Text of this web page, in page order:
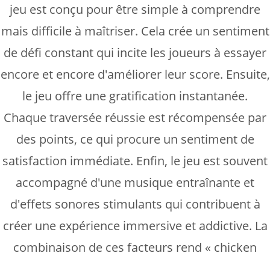
jeu est conçu pour être simple à comprendre
mais difficile à maîtriser. Cela crée un sentiment
de défi constant qui incite les joueurs à essayer
encore et encore d'améliorer leur score. Ensuite,
le jeu offre une gratification instantanée.
Chaque traversée réussie est récompensée par
des points, ce qui procure un sentiment de
satisfaction immédiate. Enfin, le jeu est souvent
accompagné d'une musique entraînante et
d'effets sonores stimulants qui contribuent à
créer une expérience immersive et addictive. La
combinaison de ces facteurs rend « chicken